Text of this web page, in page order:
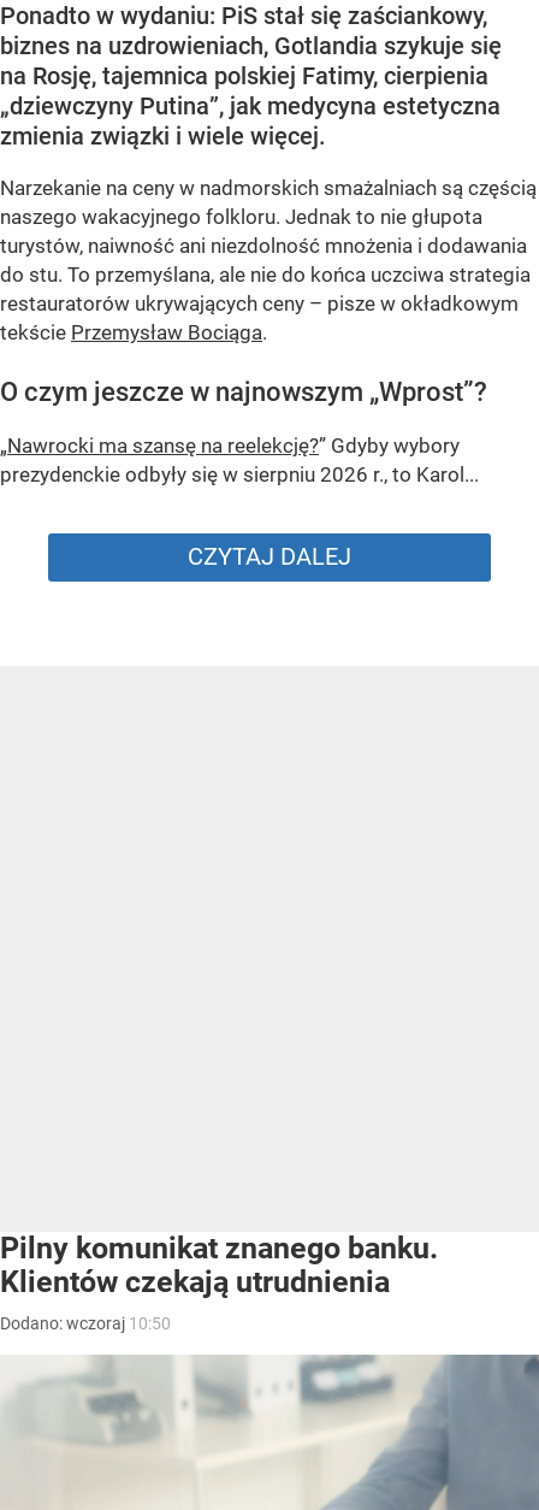
Ponadto w wydaniu: PiS stał się zaściankowy,
biznes na uzdrowieniach, Gotlandia szykuje się
na Rosję, tajemnica polskiej Fatimy, cierpienia
„dziewczyny Putina”, jak medycyna estetyczna
zmienia związki i wiele więcej.
Narzekanie na ceny w nadmorskich smażalniach są częścią
naszego wakacyjnego folkloru. Jednak to nie głupota
turystów, naiwność ani niezdolność mnożenia i dodawania
do stu. To przemyślana, ale nie do końca uczciwa strategia
restauratorów ukrywających ceny – pisze w okładkowym
tekście Przemysław Bociąga.
O czym jeszcze w najnowszym „Wprost”?
„Nawrocki ma szansę na reelekcję?” Gdyby wybory
prezydenckie odbyły się w sierpniu 2026 r., to Karol...
CZYTAJ DALEJ
Pilny komunikat znanego banku.
Klientów czekają utrudnienia
Dodano:wczoraj 10:50